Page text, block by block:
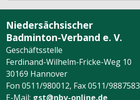
Niedersächsischer
Badminton-Verband e. V.
Geschäftsstelle
Ferdinand-Wilhelm-Fricke-Weg 10
30169 Hannover
Fon 0511/980012, Fax 0511/9887583
E-Mail: gst@nbv-online.de